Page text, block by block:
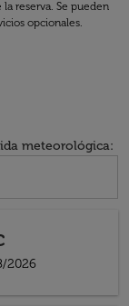
reserva. Se pueden
opcionales.
meteorológica:
2026